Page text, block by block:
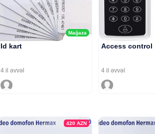
Mağaza
Id kart
4 il əvvəl
Access control
4 il əvvəl
420 AZN